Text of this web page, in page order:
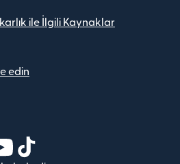
ile İlgili Kaynaklar
edin
açılır)açılır)
pencerede açılır)
(yeni pencerede açılır)